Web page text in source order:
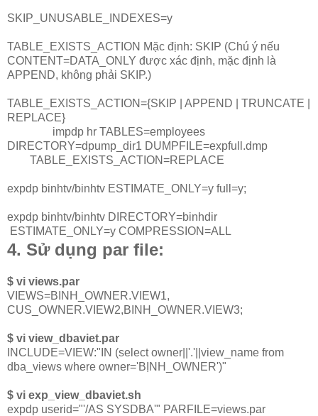
SKIP_UNUSABLE_INDEXES=y
TABLE_EXISTS_ACTION Mặc định: SKIP (Chú ý nếu
CONTENT=DATA_ONLY được xác định, mặc định là
APPEND, không phải SKIP.)
TABLE_EXISTS_ACTION={SKIP | APPEND | TRUNCATE |
REPLACE}
impdp hr TABLES=employees
DIRECTORY=dpump_dir1 DUMPFILE=expfull.dmp
TABLE_EXISTS_ACTION=REPLACE
expdp binhtv/binhtv ESTIMATE_ONLY=y full=y;
expdp binhtv/binhtv DIRECTORY=binhdir
ESTIMATE_ONLY=y COMPRESSION=ALL
4. Sử dụng par file:
$ vi views.par
VIEWS=BINH_OWNER.VIEW1,
CUS_OWNER.VIEW2,BINH_OWNER.VIEW3;
$ vi view_dbaviet.par
INCLUDE=VIEW:"IN (select owner||'.'||view_name from
dba_views where owner='BỊNH_OWNER')"
$ vi exp_view_dbaviet.sh
expdp userid="'/AS SYSDBA'" PARFILE=views.par